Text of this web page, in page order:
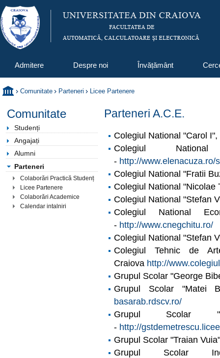
Admitere Despre noi Învățământ
Comunitate Parteneri Licee Partenere
Comunitate
Studenți
Angajați
Alumni
Parteneri
Colaborări Practică Studenți
Licee Partenere
Colaborări Academice
Calendar intalniri
Parteneri A.C.E.
Colegiul National "Carol
Colegiul
- http://www.elenacuza.ro/
Colegiul National "Fratii
Colegiul National "Nicolae
Colegiul National "Stefan
Colegiul National
- http://www.cnegchitu.ro/
Colegiul National "Stefan
Colegiul Tehnic de
Craiova http://
Grupul Scolar "George
Grupul Scolar "Matei
basarab.rdscv.ro/
Grupul Scolar
- http://
Grupul Scolar "Traian
Grupul Scolar